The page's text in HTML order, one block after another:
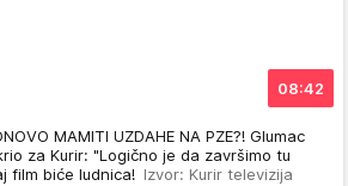
08:42
MAMITI UZDAHE NA PZE?! Glumac
za Kurir: "Logično je da završimo tu
film biće ludnica! Izvor: Kurir televizija